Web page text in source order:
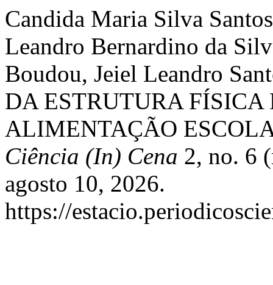
Candida Maria Silva
Leandro Bernardino da
Boudou, Jeiel Leandro
DA ESTRUTURA
ALIMENTAÇÃO
Ciência (In) Cena 2, no. 6
agosto 10, 2026.
https://